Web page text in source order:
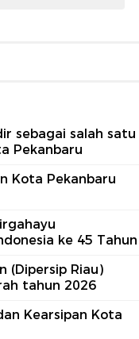
sebagai salah satu
Pekanbaru
Kota Pekanbaru
ke 45 Tahun
(Dipersip Riau)
tahun 2026
Kearsipan Kota